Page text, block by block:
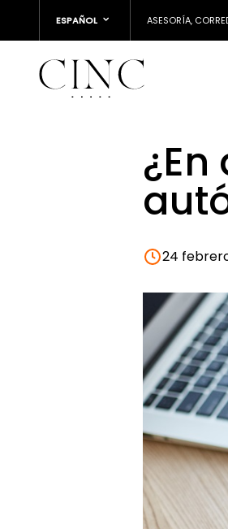
ESPAÑOL ASESORÍA,
24